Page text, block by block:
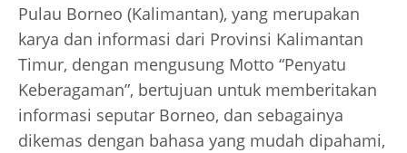
Pulau Borneo (Kalimantan), yang merupakan
karya dan informasi dari Provinsi Kalimantan
Timur, dengan mengusung Motto “Penyatu
Keberagaman”, bertujuan untuk memberitakan
informasi seputar Borneo, dan sebagainya
dikemas dengan bahasa yang mudah dipahami,